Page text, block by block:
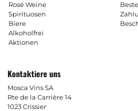
Rosé Weine
Spirituosen
Biere
Alkoholfrei
Aktionen
Kontaktiere uns
Mosca Vins SA
Rte de la Carrière 14
1023 Crissier